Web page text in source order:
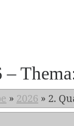
» 2026 » 2.